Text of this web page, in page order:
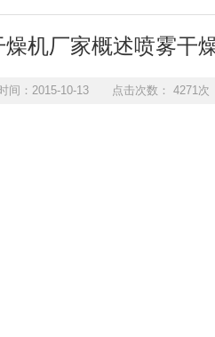
机厂家概述喷雾干
间：2015-10-13 点击次数： 4271次